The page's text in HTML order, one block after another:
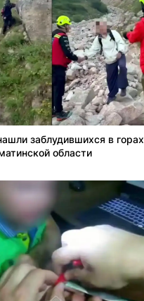
заблудившихся в горах
области